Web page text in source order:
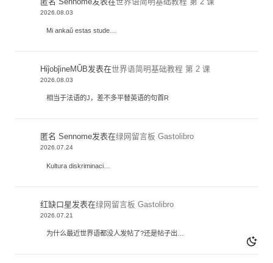
2026.08.03
Mi ankaŭ estas stude…
HiĵobĵineMŬB发表在世界语简明基础教程 第 2 课
2026.08.03
相当于法语的J，差不多平替英语的句首R
匿名 Sennome发表在绿网留言板 Gastolibro
2026.07.24
Kultura diskriminaci…
红缺口星发表在绿网留言板 Gastolibro
2026.07.21
为什么最近世界语都没人发帖了?还是帖子出…